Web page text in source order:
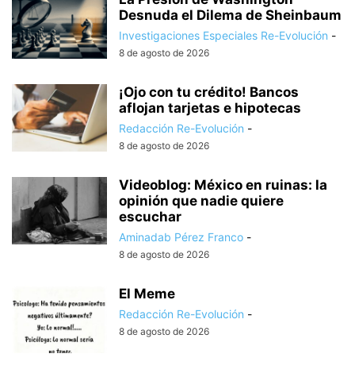
Desnuda el Dilema de Sheinbaum
Investigaciones Especiales Re-Evolución -
8 de agosto de 2026
¡Ojo con tu crédito! Bancos
aflojan tarjetas e hipotecas
Redacción Re-Evolución -
8 de agosto de 2026
Videoblog: México en ruinas: la
opinión que nadie quiere
escuchar
Aminadab Pérez Franco -
8 de agosto de 2026
El Meme
Redacción Re-Evolución -
8 de agosto de 2026